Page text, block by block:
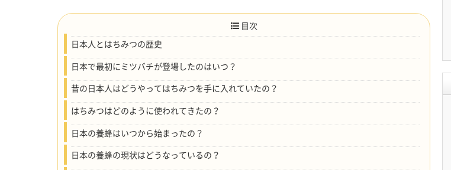
目次
日本人とはちみつの歴史
日本で最初にミツバチが登場したのはいつ？
昔の日本人はどうやってはちみつを手に入れていたの？
はちみつはどのように使われてきたの？
日本の養蜂はいつから始まったの？
日本の養蜂の現状はどうなっているの？